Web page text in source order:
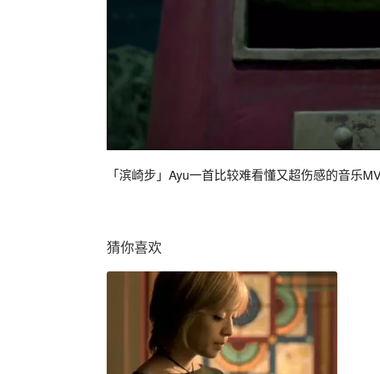
「滨崎步」Ayu一首比较难看懂又超伤感的音乐
猜你喜欢